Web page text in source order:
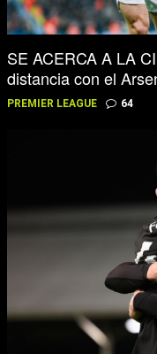
SE ACERCA A LA
distancia con el
PREMIER LEAGUE 64